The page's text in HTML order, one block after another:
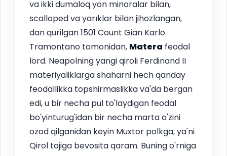
va ikki dumaloq yon minoralar bilan,
scalloped va yarıklar bilan jihozlangan,
dan qurilgan 1501 Count Gian Karlo
Tramontano tomonidan, Matera feodal
lord. Neapolning yangi qiroli Ferdinand II
materiyaliklarga shaharni hech qanday
feodallikka topshirmaslikka va'da bergan
edi, u bir necha pul to'laydigan feodal
bo'yinturug'idan bir necha marta o'zini
ozod qilganidan keyin Muxtor polkga, ya'ni
Qirol tojiga bevosita qaram. Buning o'rniga